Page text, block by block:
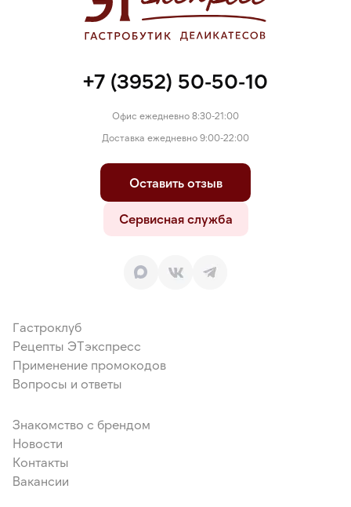
+7 (3952) 50-50-10
Офис ежедневно 8:30-21:00
Доставка ежедневно 9:00-22:00
Оставить отзыв
Сервисная служба
Гастроклуб
Рецепты ЭТэкспресс
Применение промокодов
Вопросы и ответы
Знакомство с брендом
Новости
Контакты
Вакансии